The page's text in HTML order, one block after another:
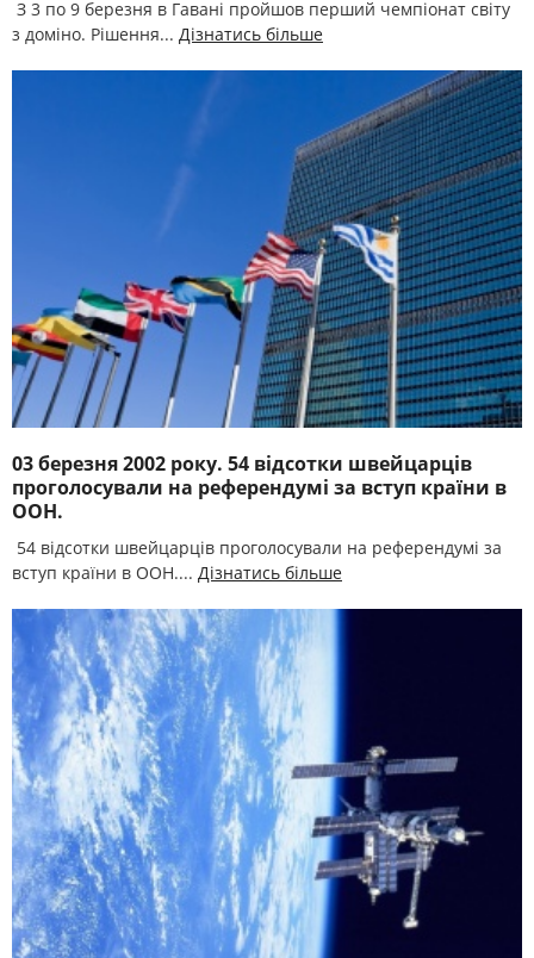
З 3 по 9 березня в Гавані пройшов перший чемпіонат світу
з доміно. Рішення... Дізнатись більше
03 березня 2002 року. 54 відсотки швейцарців
проголосували на референдумі за вступ країни в
ООН.
54 відсотки швейцарців проголосували на референдумі за
вступ країни в ООН.... Дізнатись більше